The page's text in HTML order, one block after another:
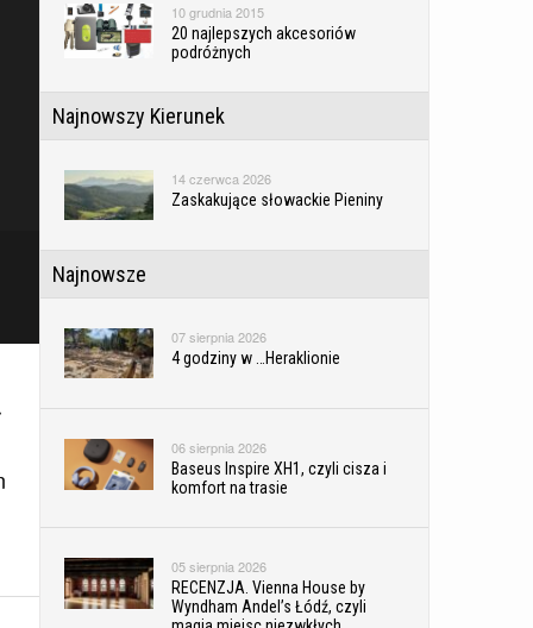
10 grudnia 2015
20 najlepszych akcesoriów
podróżnych
Najnowszy Kierunek
14 czerwca 2026
Zaskakujące słowackie Pieniny
Najnowsze
07 sierpnia 2026
4 godziny w …Heraklionie
06 sierpnia 2026
Baseus Inspire XH1, czyli cisza i
komfort na trasie
05 sierpnia 2026
RECENZJA. Vienna House by
Wyndham Andel’s Łódź, czyli